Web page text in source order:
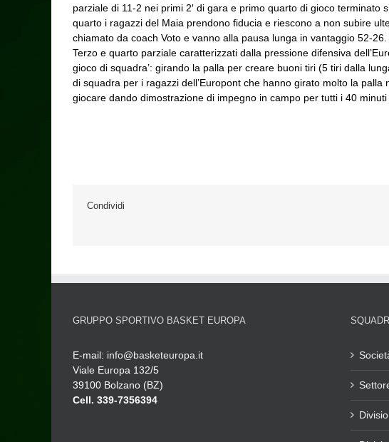
parziale di 11-2 nei primi 2′ di gara e primo quarto di gioco
quarto i ragazzi del Maia prendono fiducia e riescono a non subire
chiamato da coach Voto e vanno alla pausa lunga in vantaggio 52-
Terzo e quarto parziale caratterizzati dalla pressione difensiva
gioco di squadra’: girando la palla per creare buoni tiri (5 tiri dalla
di squadra per i ragazzi dell’Europont che hanno girato molto la
giocare dando dimostrazione di impegno in campo per tutti i 40 minuti
Condividi
GRUPPO SPORTIVO BASKET EUROPA
E-mail: info@basketeuropa.it
Viale Europa 132/5
39100 Bolzano (BZ)
Cell. 339-7356394